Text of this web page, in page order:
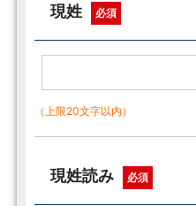
現姓 必須
（上限20文字以内）
現姓読み 必須